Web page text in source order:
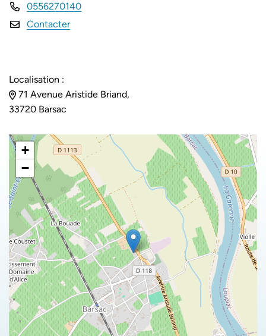
0556270140
Contacter
Localisation :
71 Avenue Aristide Briand,
33720 Barsac
+
−